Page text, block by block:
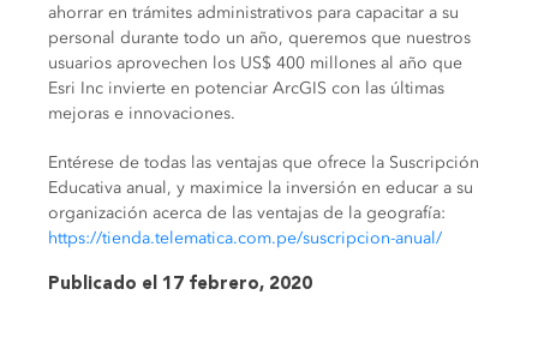
ahorrar en trámites administrativos para capacitar a su
personal durante todo un año, queremos que nuestros
usuarios aprovechen los US$ 400 millones al año que
Esri Inc invierte en potenciar ArcGIS con las últimas
mejoras e innovaciones.
Entérese de todas las ventajas que ofrece la Suscripción
Educativa anual, y maximice la inversión en educar a su
organización acerca de las ventajas de la geografía:
https://tienda.telematica.com.pe/suscripcion-anual/
Publicado el 17 febrero, 2020